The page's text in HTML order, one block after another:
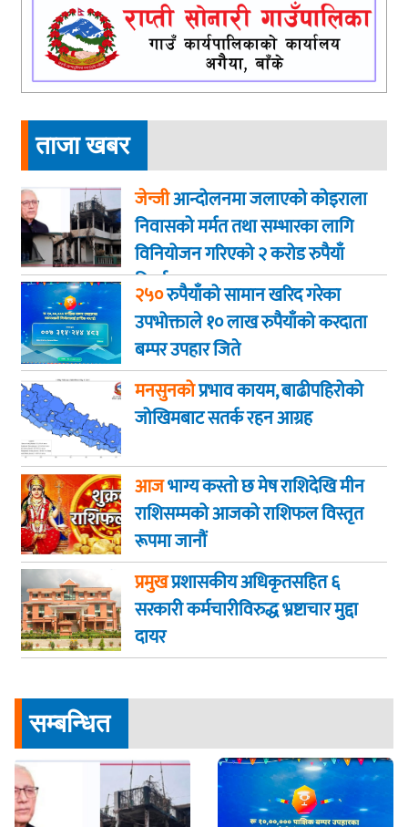
ताजा खबर
जेन्जीआन्दोलनमा जलाएकाे कोइराला
निवासको मर्मत तथा सम्भारका लागि
विनियोजन गरिएको २ करोड रुपैयाँ
फिर्ता
२५०रुपैयाँको सामान खरिद गरेका
उपभोक्ताले १० लाख रुपैयाँको करदाता
बम्पर उपहार जिते
मनसुनकोप्रभाव कायम, बाढीपहिरोको
जोखिमबाट सतर्क रहन आग्रह
आजभाग्य कस्ताे छ मेष राशिदेखि मीन
राशिसम्मको आजको राशिफल विस्तृत
रूपमा जानौं
प्रमुखप्रशासकीय अधिकृतसहित ६
सरकारी कर्मचारीविरुद्ध भ्रष्टाचार मुद्दा
दायर
सम्बन्धित